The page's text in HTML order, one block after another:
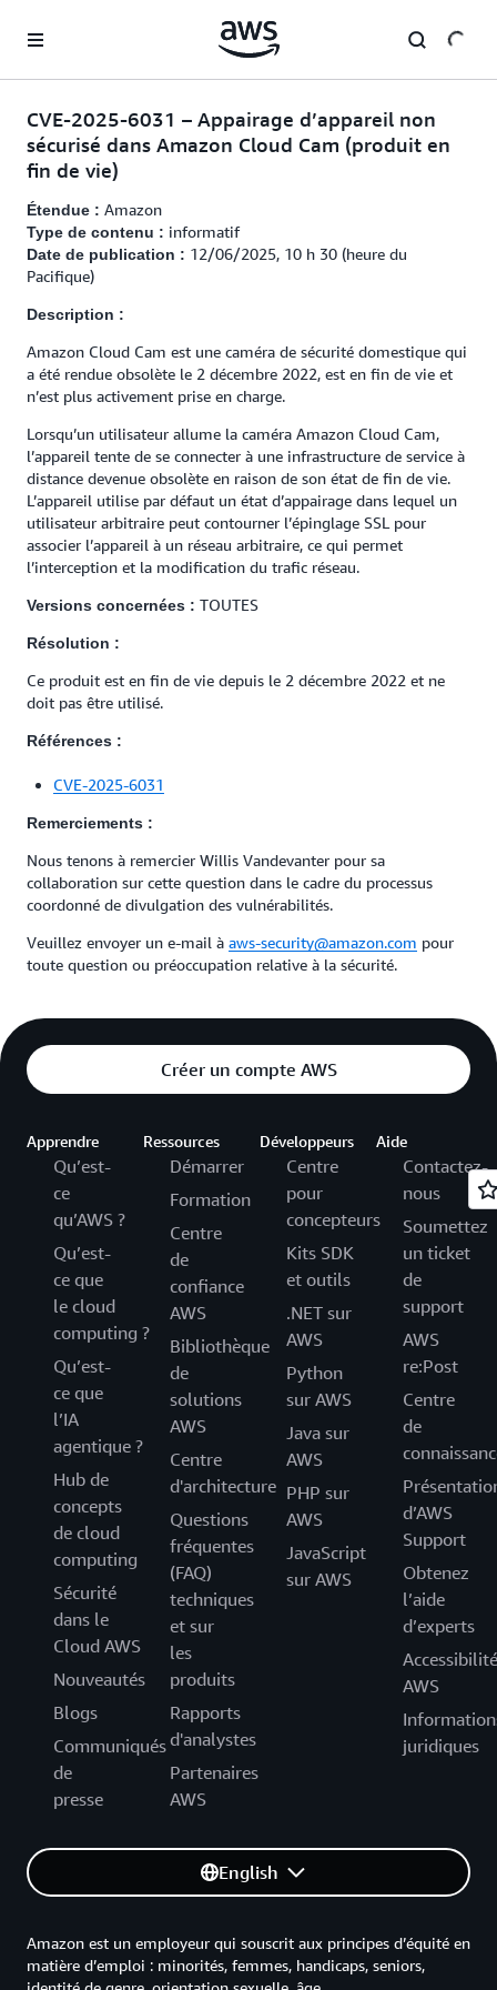
CVE-2025-6031 – Appairage d’appareil non
sécurisé dans Amazon Cloud Cam (produit en
fin de vie)
Étendue : Amazon
Type de contenu : informatif
Date de publication : 12/06/2025, 10 h 30 (heure du
Pacifique)
Description :
Amazon Cloud Cam est une caméra de sécurité domestique qui
a été rendue obsolète le 2 décembre 2022, est en fin de vie et
n’est plus activement prise en charge.
Lorsqu’un utilisateur allume la caméra Amazon Cloud Cam,
l’appareil tente de se connecter à une infrastructure de service à
distance devenue obsolète en raison de son état de fin de vie.
L’appareil utilise par défaut un état d’appairage dans lequel un
utilisateur arbitraire peut contourner l’épinglage SSL pour
associer l’appareil à un réseau arbitraire, ce qui permet
l’interception et la modification du trafic réseau.
Versions concernées : TOUTES
Résolution :
Ce produit est en fin de vie depuis le 2 décembre 2022 et ne
doit pas être utilisé.
Références :
CVE-2025-6031
Remerciements :
Nous tenons à remercier Willis Vandevanter pour sa
collaboration sur cette question dans le cadre du processus
coordonné de divulgation des vulnérabilités.
Veuillez envoyer un e-mail à aws-security@amazon.com pour
toute question ou préoccupation relative à la sécurité.
Créer un compte AWS
Apprendre
Qu’est-
ce
qu’AWS ?
Qu’est-
ce que
le cloud
computing ?
Qu’est-
ce que
l’IA
agentique ?
Hub de
concepts
de cloud
computing
Sécurité
dans le
Cloud AWS
Nouveautés
Blogs
Communiqués
de
presse
Ressources
Démarrer
Formation
Centre
de
confiance
AWS
Bibliothèque
de
solutions
AWS
Centre
d'architecture
Questions
fréquentes
(FAQ)
techniques
et sur
les
produits
Rapports
d'analystes
Partenaires
AWS
Développeurs
Centre
pour
concepteurs
Kits SDK
et outils
.NET sur
AWS
Python
sur AWS
Java sur
AWS
PHP sur
AWS
JavaScript
sur AWS
Aide
Contactez-
nous
Soumettez
un ticket
de
support
AWS
re:Post
Centre
de
d’AWS
Support
Obtenez
l’aide
d’experts
Accessibilité
AWS
juridiques
English
Amazon est un employeur qui souscrit aux principes d’équité en
matière d’emploi : minorités, femmes, handicaps, seniors,